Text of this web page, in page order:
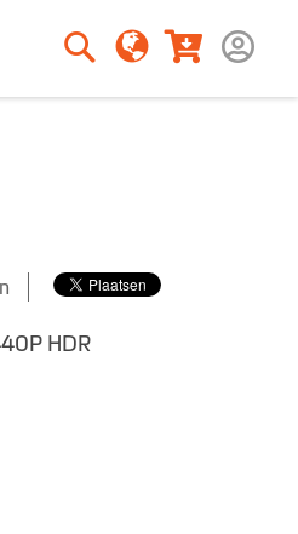
HDR